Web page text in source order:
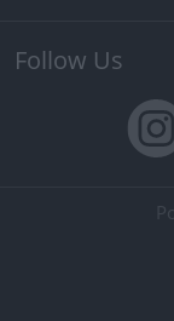
Follow Us